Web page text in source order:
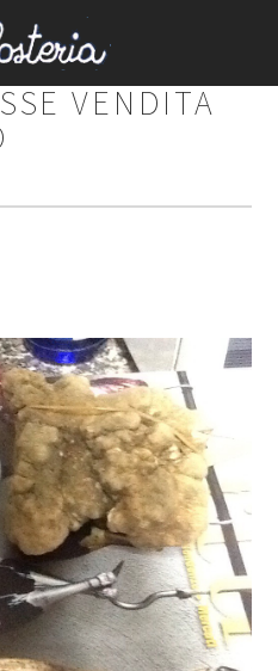
VENDITA